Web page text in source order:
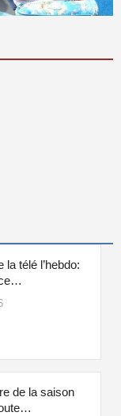
la télé l’hebdo:
de la saison